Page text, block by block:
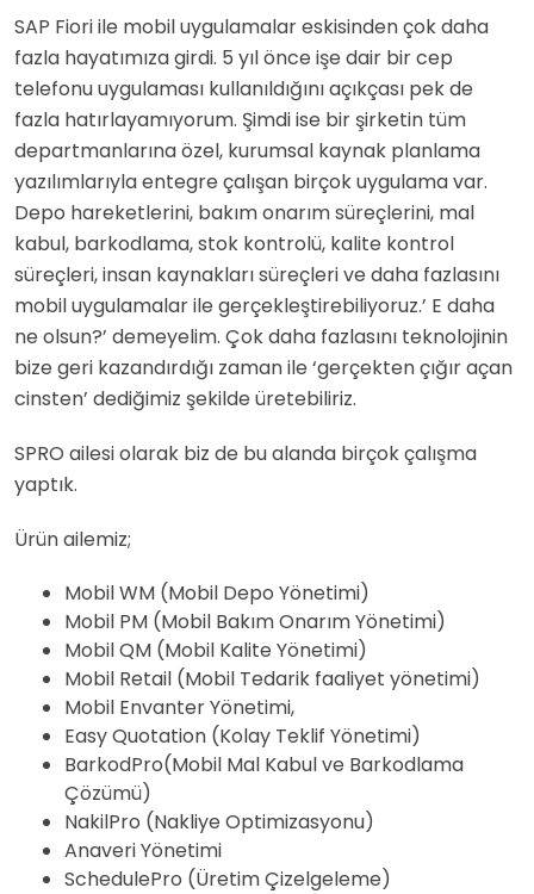
SAP Fiori ile mobil uygulamalar eskisinden çok daha
fazla hayatımıza girdi. 5 yıl önce işe dair bir cep
telefonu uygulaması kullanıldığını açıkçası pek de
fazla hatırlayamıyorum. Şimdi ise bir şirketin tüm
departmanlarına özel, kurumsal kaynak planlama
yazılımlarıyla entegre çalışan birçok uygulama var.
Depo hareketlerini, bakım onarım süreçlerini, mal
kabul, barkodlama, stok kontrolü, kalite kontrol
süreçleri, insan kaynakları süreçleri ve daha fazlasını
mobil uygulamalar ile gerçekleştirebiliyoruz.’ E daha
ne olsun?’ demeyelim. Çok daha fazlasını teknolojinin
bize geri kazandırdığı zaman ile ‘gerçekten çığır açan
cinsten’ dediğimiz şekilde üretebiliriz.
SPRO ailesi olarak biz de bu alanda birçok çalışma
yaptık.
Ürün ailemiz;
Mobil WM (Mobil Depo Yönetimi)
Mobil PM (Mobil Bakım Onarım Yönetimi)
Mobil QM (Mobil Kalite Yönetimi)
Mobil Retail (Mobil Tedarik faaliyet yönetimi)
Mobil Envanter Yönetimi,
Easy Quotation (Kolay Teklif Yönetimi)
BarkodPro(Mobil Mal Kabul ve Barkodlama
Çözümü)
NakilPro (Nakliye Optimizasyonu)
Anaveri Yönetimi
SchedulePro (Üretim Çizelgeleme)